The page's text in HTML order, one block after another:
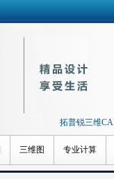
拓普锐三维
三维图 专业计算